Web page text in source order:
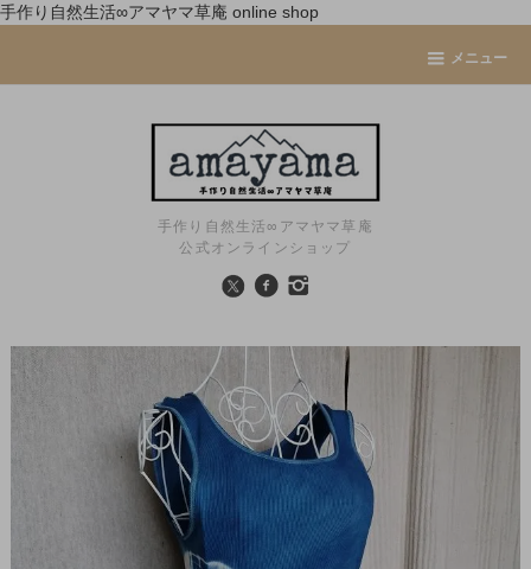
手作り自然生活∞アマヤマ草庵 online shop
メニュー
手作り自然生活∞アマヤマ草庵
公式オンラインショップ